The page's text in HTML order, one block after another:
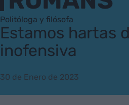
Politóloga y filósofa
Estamos hartas
inofensiva
30 de Enero de 2023